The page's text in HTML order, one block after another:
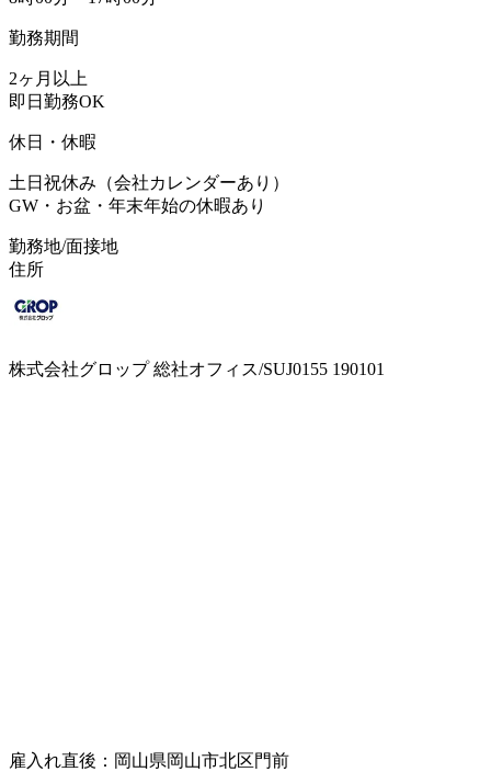
勤務期間
2ヶ月以上
即日勤務OK
休日・休暇
土日祝休み（会社カレンダーあり）
GW・お盆・年末年始の休暇あり
勤務地/面接地
住所
株式会社グロップ 総社オフィス/SUJ0155 190101
雇入れ直後：岡山県岡山市北区門前